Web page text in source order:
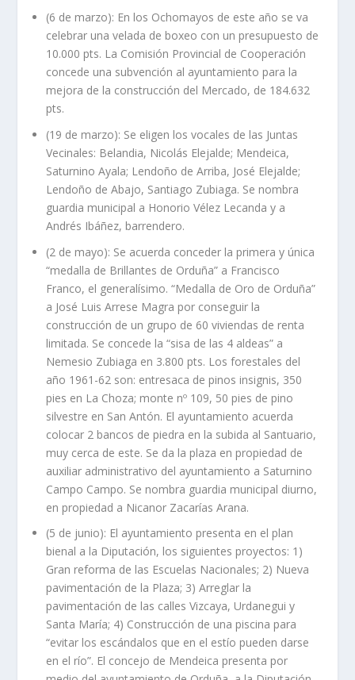
(6 de marzo): En los Ochomayos de este año se va
celebrar una velada de boxeo con un presupuesto de
10.000 pts. La Comisión Provincial de Cooperación
concede una subvención al ayuntamiento para la
mejora de la construcción del Mercado, de 184.632
pts.
(19 de marzo): Se eligen los vocales de las Juntas
Vecinales: Belandia, Nicolás Elejalde; Mendeica,
Saturnino Ayala; Lendoño de Arriba, José Elejalde;
Lendoño de Abajo, Santiago Zubiaga. Se nombra
guardia municipal a Honorio Vélez Lecanda y a
Andrés Ibáñez, barrendero.
(2 de mayo): Se acuerda conceder la primera y única
“medalla de Brillantes de Orduña” a Francisco
Franco, el generalísimo. “Medalla de Oro de Orduña”
a José Luis Arrese Magra por conseguir la
construcción de un grupo de 60 viviendas de renta
limitada. Se concede la “sisa de las 4 aldeas” a
Nemesio Zubiaga en 3.800 pts. Los forestales del
año 1961-62 son: entresaca de pinos insignis, 350
pies en La Choza; monte nº 109, 50 pies de pino
silvestre en San Antón. El ayuntamiento acuerda
colocar 2 bancos de piedra en la subida al Santuario,
muy cerca de este. Se da la plaza en propiedad de
auxiliar administrativo del ayuntamiento a Saturnino
Campo Campo. Se nombra guardia municipal diurno,
en propiedad a Nicanor Zacarías Arana.
(5 de junio): El ayuntamiento presenta en el plan
bienal a la Diputación, los siguientes proyectos: 1)
Gran reforma de las Escuelas Nacionales; 2) Nueva
pavimentación de la Plaza; 3) Arreglar la
pavimentación de las calles Vizcaya, Urdanegui y
Santa María; 4) Construcción de una piscina para
“evitar los escándalos que en el estío pueden darse
en el río”. El concejo de Mendeica presenta por